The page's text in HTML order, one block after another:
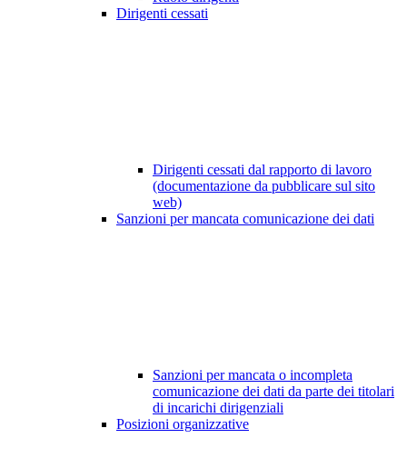
Dirigenti cessati
Dirigenti cessati dal rapporto di lavoro
(documentazione da pubblicare sul sito
web)
Sanzioni per mancata comunicazione dei dati
Sanzioni per mancata o incompleta
comunicazione dei dati da parte dei titolari
di incarichi dirigenziali
Posizioni organizzative